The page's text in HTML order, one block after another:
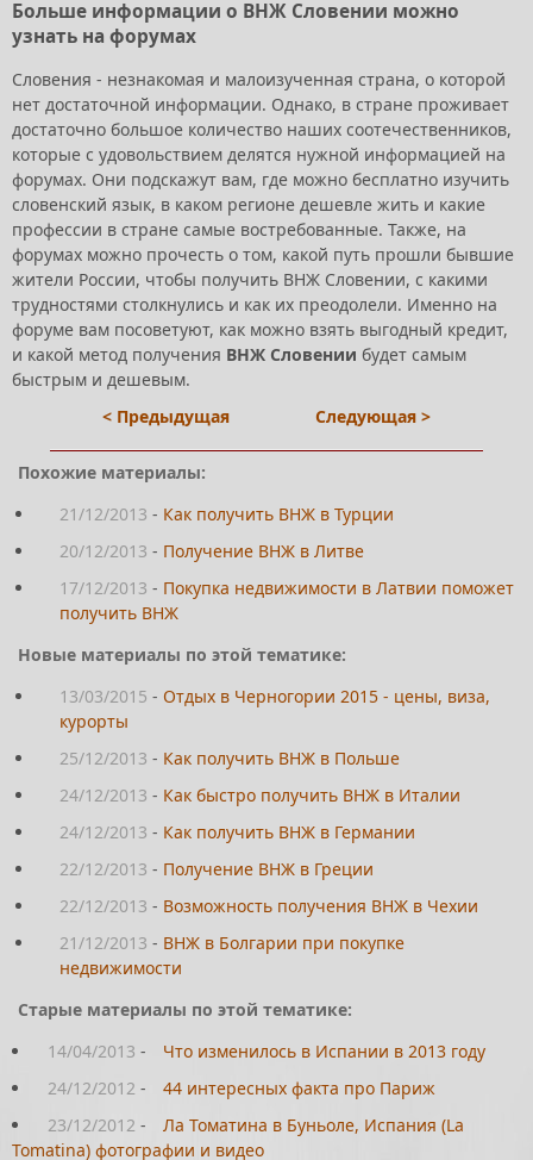
Больше информации о ВНЖ Словении можно
узнать на форумах
Словения - незнакомая и малоизученная страна, о которой
нет достаточной информации. Однако, в стране проживает
достаточно большое количество наших соотечественников,
которые с удовольствием делятся нужной информацией на
форумах. Они подскажут вам, где можно бесплатно изучить
словенский язык, в каком регионе дешевле жить и какие
профессии в стране самые востребованные. Также, на
форумах можно прочесть о том, какой путь прошли бывшие
жители России, чтобы получить ВНЖ Словении, с какими
трудностями столкнулись и как их преодолели. Именно на
форуме вам посоветуют, как можно взять выгодный кредит,
и какой метод получения ВНЖ Словении будет самым
быстрым и дешевым.
< Предыдущая
Следующая >
Похожие материалы:
21/12/2013 - Как получить ВНЖ в Турции
20/12/2013 - Получение ВНЖ в Литве
17/12/2013 - Покупка недвижимости в Латвии поможет
получить ВНЖ
Новые материалы по этой тематике:
13/03/2015 - Отдых в Черногории 2015 - цены, виза,
курорты
25/12/2013 - Как получить ВНЖ в Польше
24/12/2013 - Как быстро получить ВНЖ в Италии
24/12/2013 - Как получить ВНЖ в Германии
22/12/2013 - Получение ВНЖ в Греции
22/12/2013 - Возможность получения ВНЖ в Чехии
21/12/2013 - ВНЖ в Болгарии при покупке
недвижимости
Старые материалы по этой тематике:
14/04/2013 -
Что изменилось в Испании в 2013 году
24/12/2012 -
44 интересных факта про Париж
23/12/2012 -
Ла Томатина в Буньоле, Испания (La
Tomatina) фотографии и видео